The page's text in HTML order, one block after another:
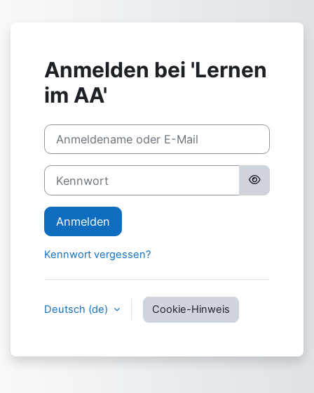
Anmelden bei 'Lernen
im AA'
Anmeldename oder E-Mail
Kennwort
Anmelden
Kennwort vergessen?
Deutsch ‎(de)‎ Cookie-Hinweis